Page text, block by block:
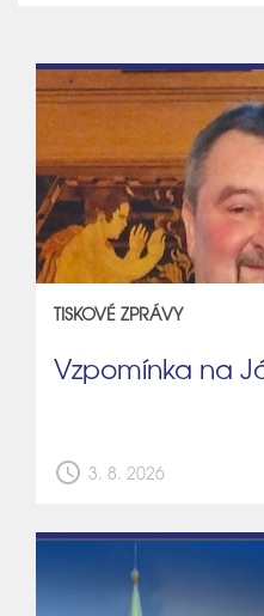
TISKOVÉ ZPRÁVY
Vzpomínka na
schedule 3. 8. 2026